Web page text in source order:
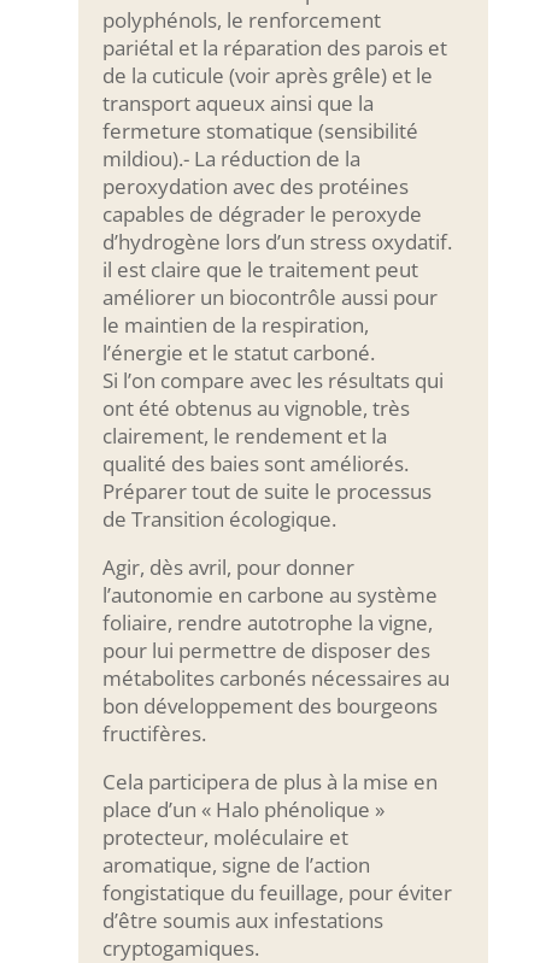
polyphénols, le renforcement
pariétal et la réparation des parois et
de la cuticule (voir après grêle) et le
transport aqueux ainsi que la
fermeture stomatique (sensibilité
mildiou).- La réduction de la
peroxydation avec des protéines
capables de dégrader le peroxyde
d’hydrogène lors d’un stress oxydatif.
il est claire que le traitement peut
améliorer un biocontrôle aussi pour
le maintien de la respiration,
l’énergie et le statut carboné.
Si l’on compare avec les résultats qui
ont été obtenus au vignoble, très
clairement, le rendement et la
qualité des baies sont améliorés.
Préparer tout de suite le processus
de Transition écologique.
Agir, dès avril, pour donner
l’autonomie en carbone au système
foliaire, rendre autotrophe la vigne,
pour lui permettre de disposer des
métabolites carbonés nécessaires au
bon développement des bourgeons
fructifères.
Cela participera de plus à la mise en
place d’un « Halo phénolique »
protecteur, moléculaire et
aromatique, signe de l’action
fongistatique du feuillage, pour éviter
d’être soumis aux infestations
cryptogamiques.